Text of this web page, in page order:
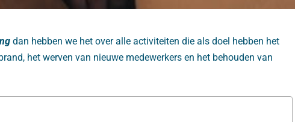
dan hebben we het over alle activiteiten die als doel hebben het
het werven van nieuwe medewerkers en het behouden van